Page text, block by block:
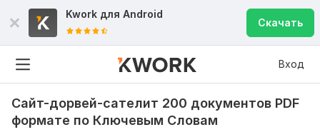
Kwork для Android
Скачать
Вход
Сайт-дорвей-сателит 200 документов PDF
формате по Ключевым Словам